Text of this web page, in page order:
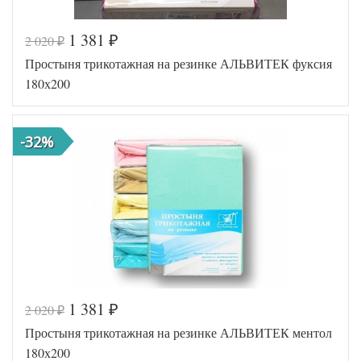
Код товара
546-667
Артикул
AL200092
Ткань
Размер
простыни
180х200
резинке)
Производитель
АльВиТек
(Россия)
Код товара
516-624
Артикул
AL200092
2 020₽ 1 381 ₽
Простыня трикотажная на резинке АЛЬВИТЕК фуксия
180х200
-32%
2 020₽ 1 381 ₽
Простыня трикотажная на резинке АЛЬВИТЕК ментол
180х200